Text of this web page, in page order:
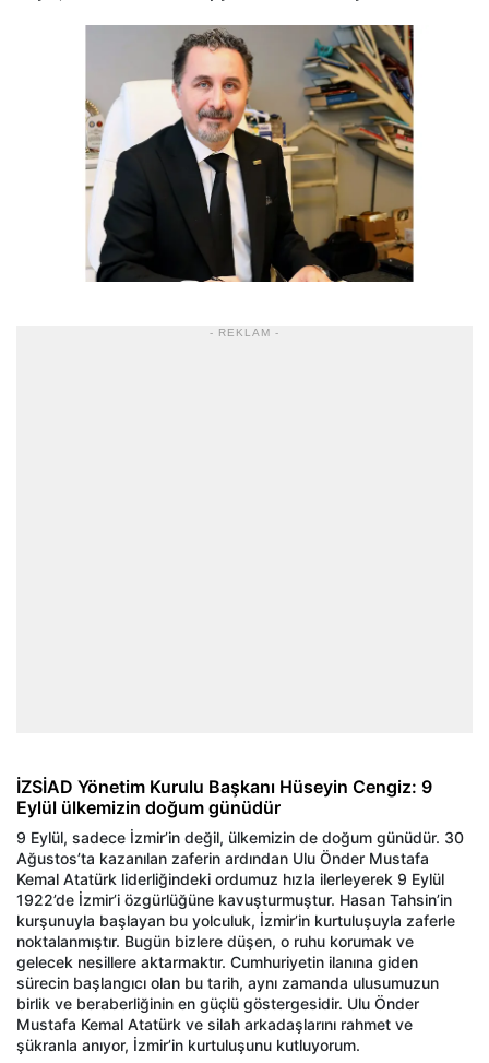
- REKLAM -
İZSİAD Yönetim Kurulu Başkanı Hüseyin Cengiz: 9
Eylül ülkemizin doğum günüdür
9 Eylül, sadece İzmir’in değil, ülkemizin de doğum günüdür. 30
Ağustos’ta kazanılan zaferin ardından Ulu Önder Mustafa
Kemal Atatürk liderliğindeki ordumuz hızla ilerleyerek 9 Eylül
1922’de İzmir’i özgürlüğüne kavuşturmuştur. Hasan Tahsin’in
kurşunuyla başlayan bu yolculuk, İzmir’in kurtuluşuyla zaferle
noktalanmıştır. Bugün bizlere düşen, o ruhu korumak ve
gelecek nesillere aktarmaktır. Cumhuriyetin ilanına giden
sürecin başlangıcı olan bu tarih, aynı zamanda ulusumuzun
birlik ve beraberliğinin en güçlü göstergesidir. Ulu Önder
Mustafa Kemal Atatürk ve silah arkadaşlarını rahmet ve
şükranla anıyor, İzmir’in kurtuluşunu kutluyorum.